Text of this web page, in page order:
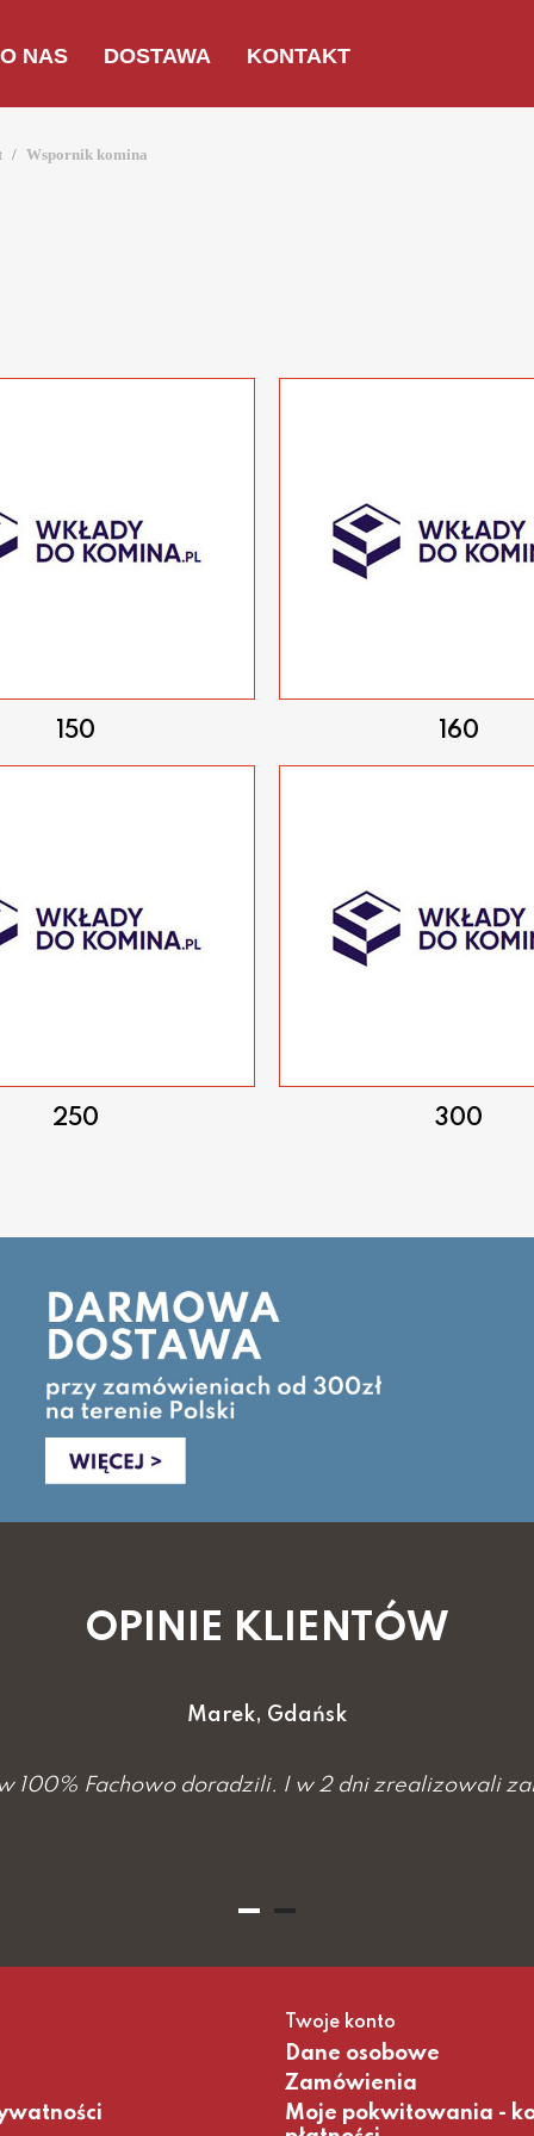
O NAS DOSTAWA KONTAKT
Wspornik komina
150 160
250 300
OPINIE KLIENTÓW
Marek, Gdańsk
100% Fachowo doradzili. I w 2 dni zrealizowali
Twoje konto
Dane osobowe
Zamówienia
Moje pokwitowania -